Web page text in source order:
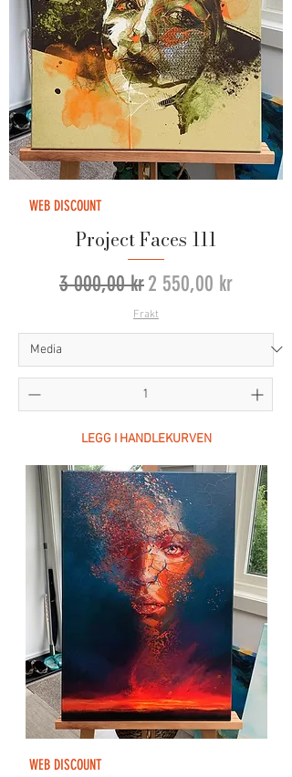
WEB DISCOUNT
Project Faces 111
Vanlig pris
3 000,00 krSalgspris
2 550,00 kr
Frakt
LEGG I HANDLEKURVEN
WEB DISCOUNT